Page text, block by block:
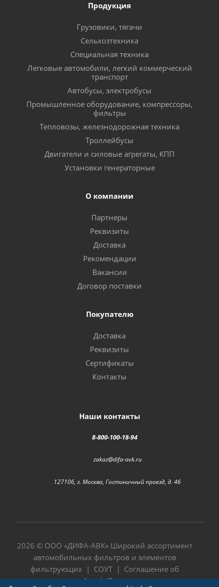
Продукция
Грузовики, тягачи
Сельхозтехника
Специальная техника
Легковые автомобили, легкий коммерческий
транспорт
Автобусы, электробусы
Промышленное оборудование, компрессоры,
фильтры
Тепловозы, железнодорожная техника
Троллейбусы
Двигатели и силовые агрегаты, КПП
Установки генераторные
О компании
Партнеры
Реквизиты
Доставка
Рекомендации
Вакансии
Договор поставки
Покупателю
Доставка
Реквизиты
Сертификаты
Контакты
Наши контакты
8-800-100-18-94
zakaz@difa-avk.ru
127106, г. Москва, Гостиничный проезд, д. 4б
2026 © ООО «ДИФА-АВК» Широкий ассортимент
автомобильных фильтров и элементов
фильтрующих | СОУТ | Соглашение об
использовании сайта|Политика в отношении